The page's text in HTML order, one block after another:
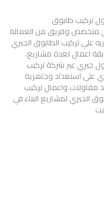
تركيب طابوق
متخصص وفريق من العمالة
علي تركيب الطابوق الجيري
اعمال لعدة مشاريع.
جيري عبر شركة تركيب
علي استعداد وجاهزية
مقاولات واعمال تركيب
الجيري لمشاريع البناء في